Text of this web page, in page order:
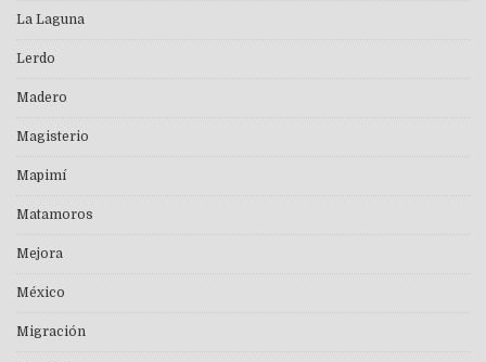
La Laguna
Lerdo
Madero
Magisterio
Mapimí
Matamoros
Mejora
México
Migración